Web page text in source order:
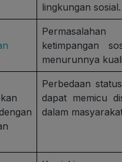
lingkungan sosial.
ketimpangan
menurunnya
Perbedaan
dapat memicu
dalam